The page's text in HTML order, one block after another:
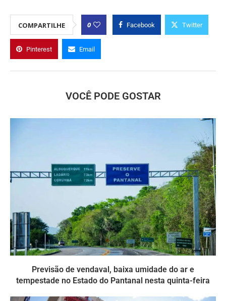
COMPARTILHE 0 Facebook Twitter
Pinterest Email
VOCÊ PODE GOSTAR
Previsão de vendaval, baixa umidade do ar e
tempestade no Estado do Pantanal nesta quinta-feira